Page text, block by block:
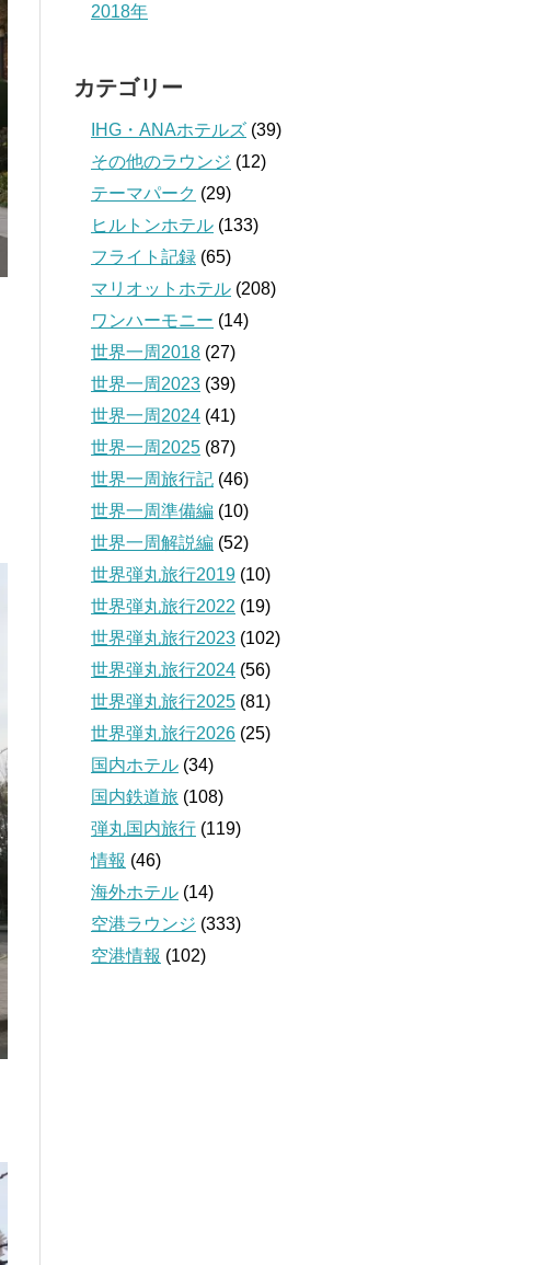
2018年
カテゴリー
IHG・ANAホテルズ (39)
その他のラウンジ (12)
テーマパーク (29)
ヒルトンホテル (133)
フライト記録 (65)
マリオットホテル (208)
ワンハーモニー (14)
世界一周2018 (27)
世界一周2023 (39)
世界一周2024 (41)
世界一周2025 (87)
世界一周旅行記 (46)
世界一周準備編 (10)
世界一周解説編 (52)
世界弾丸旅行2019 (10)
世界弾丸旅行2022 (19)
世界弾丸旅行2023 (102)
世界弾丸旅行2024 (56)
世界弾丸旅行2025 (81)
世界弾丸旅行2026 (25)
国内ホテル (34)
国内鉄道旅 (108)
弾丸国内旅行 (119)
情報 (46)
海外ホテル (14)
空港ラウンジ (333)
空港情報 (102)